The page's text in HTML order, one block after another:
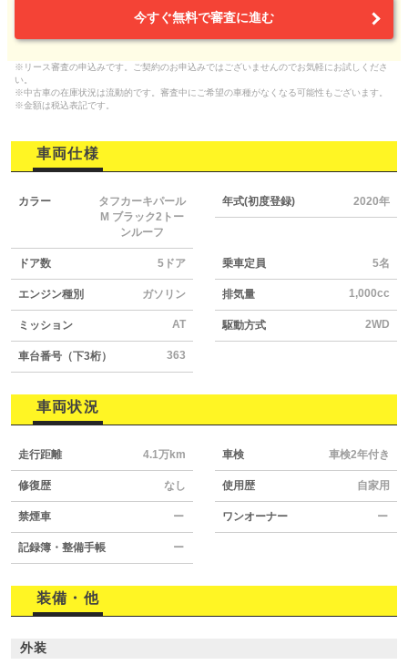
今すぐ無料で審査に進む
※リース審査の申込みです。ご契約のお申込みではございませんのでお気軽にお試しくださ
い。
※中古車の在庫状況は流動的です。審査中にご希望の車種がなくなる可能性もございます。
※金額は税込表記です。
車両仕様
カラー
タフカーキパール
M ブラック2トー
ンルーフ
年式(初度登録) 2020年
ドア数 5ドア 乗車定員 5名
エンジン種別 ガソリン 排気量 1,000cc
ミッション AT 駆動方式 2WD
車台番号（下3桁） 363
車両状況
走行距離 4.1万km 車検 車検2年付き
修復歴 なし 使用歴 自家用
禁煙車 ー ワンオーナー ー
記録簿・整備手帳 ー
装備・他
外装